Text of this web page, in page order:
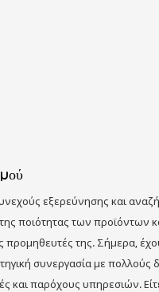
εξερεύνησης και
ποιότητας των προϊόντων
προμηθευτές της. Σήμερα,
συνεργασία με πολλούς
και παρόχους υπηρεσιών.